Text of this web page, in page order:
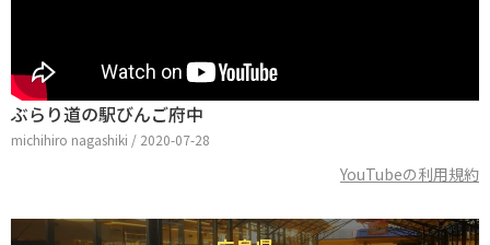
ぶらり道の駅びんご府中
michihiro nagashiki / 2020-07-28
YouTubeの利用規約